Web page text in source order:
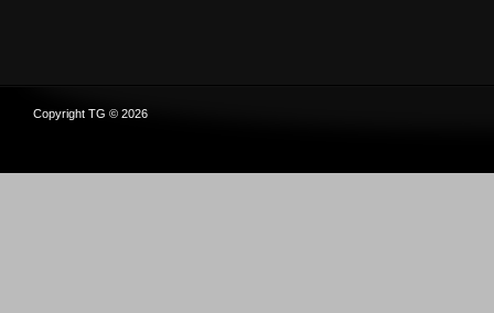
Copyright TG © 2026